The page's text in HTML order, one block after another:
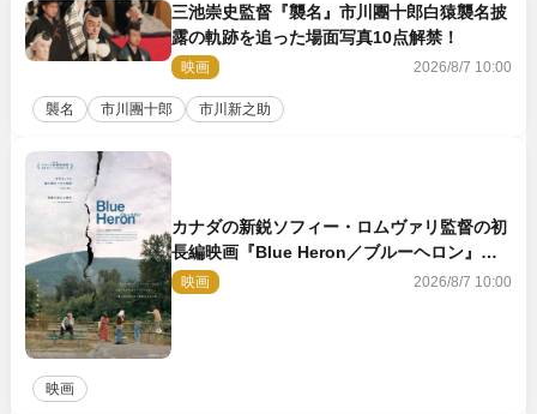
三池崇史監督『襲名』市川團十郎白猿襲名披
露の軌跡を追った場面写真10点解禁！
映画 2026/8/7 10:00
襲名 市川團十郎 市川新之助
カナダの新鋭ソフィー・ロムヴァリ監督の初
長編映画『Blue Heron／ブルーヘロン』
10.23公開
映画 2026/8/7 10:00
映画